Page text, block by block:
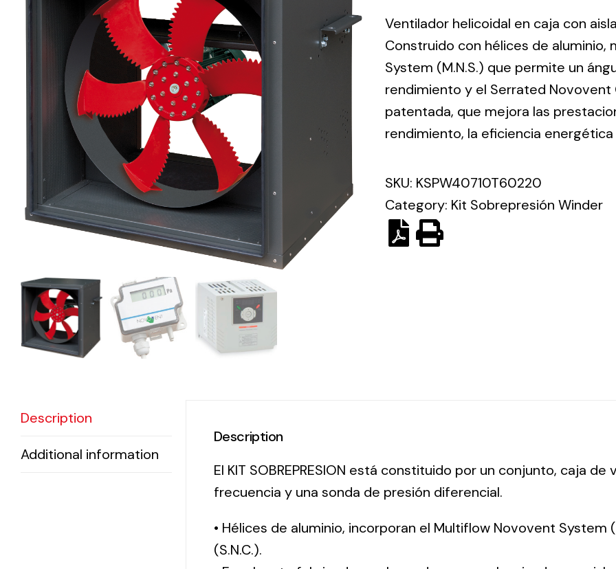
Electrical
Equipment
solutions in
lighting and
electrical
material for
each project
Ventilation
The
incorporation of
Novovent into
offer of
ventilation
products for
different uses
Solar
Variety of
solutions
Ventilador helicoidal en caja con
Construido con hélices de
System (M.N.S.) que permite un
rendimiento y el Serrated Novovent
patentada, que mejora las
rendimiento, la eficiencia
SKU: KSPW40710T60220
Category: Kit Sobrepresión Winder
Description
Additional information
Description
El KIT SOBREPRESION está constituido por un conjunto, caja
frecuencia y una sonda de presión diferencial.
• Hélices de aluminio, incorporan el Multiflow Novovent
(S.N.C.).